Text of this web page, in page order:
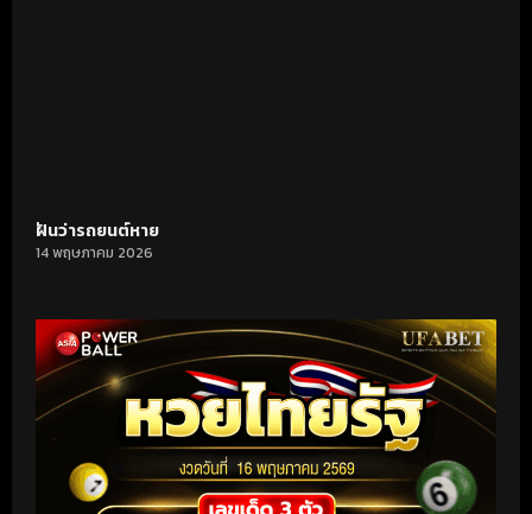
ฝันว่ารถยนต์หาย
14 พฤษภาคม 2026